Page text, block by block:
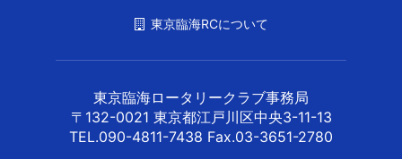
東京臨海RCについて
東京臨海ロータリークラブ事務局
〒132-0021 東京都江戸川区中央3-11-13
TEL.090-4811-7438 Fax.03-3651-2780